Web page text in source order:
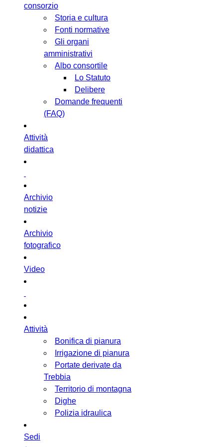
consorzio
Storia e cultura
Fonti normative
Gli organi
amministrativi
Albo consortile
Lo Statuto
Delibere
Domande frequenti
(FAQ)
Attività
didattica
Archivio
notizie
Archivio
fotografico
Video
Attività
Bonifica di pianura
Irrigazione di pianura
Portate derivate da
Trebbia
Territorio di montagna
Dighe
Polizia idraulica
Sedi